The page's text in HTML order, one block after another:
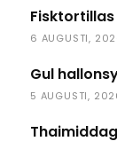
6 AUGUSTI,
Gul
5 AUGUSTI,